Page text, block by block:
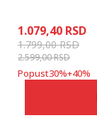
1.079,40 RSD
1.799,00RSD
2.599,00RSD
Popust30%+40%